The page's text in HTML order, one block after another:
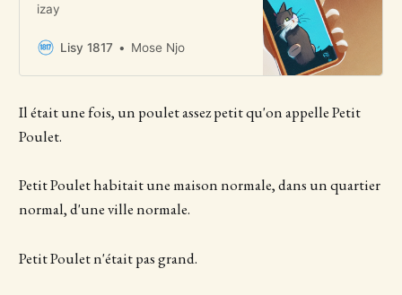
izay
Lisy 1817 Mose Njo
Il était une fois, un poulet assez petit qu'on appelle Petit
Poulet.
Petit Poulet habitait une maison normale, dans un quartier
normal, d'une ville normale.
Petit Poulet n'était pas grand.